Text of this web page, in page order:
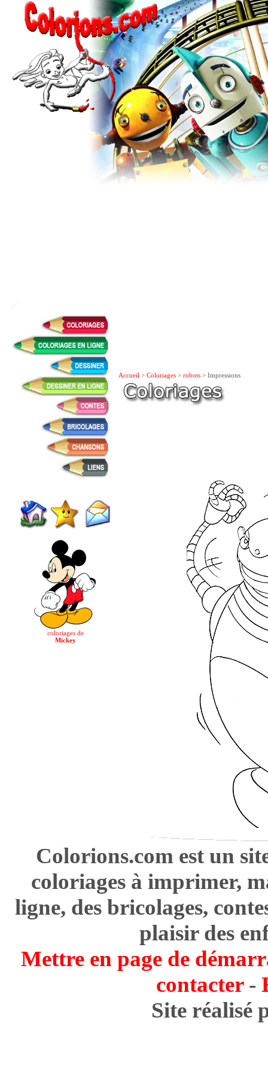
coloriages de
Mickey
Accueil > Coloriages > robots > Impressions
Colorions.com est un
coloriages à imprimer,
ligne, des bricolages,
plaisir des
Mettre en page de
contacter-
Site réalisé